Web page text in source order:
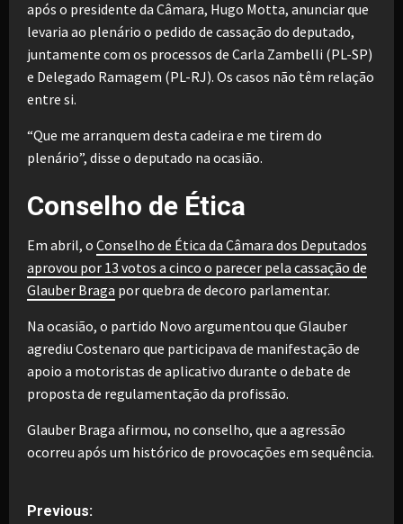
após o presidente da Câmara, Hugo Motta, anunciar que
levaria ao plenário o pedido de cassação do deputado,
juntamente com os processos de Carla Zambelli (PL-SP)
e Delegado Ramagem (PL-RJ). Os casos não têm relação
entre si.
“Que me arranquem desta cadeira e me tirem do
plenário”, disse o deputado na ocasião.
Conselho de Ética
Em abril, o Conselho de Ética da Câmara dos Deputados
aprovou por 13 votos a cinco o parecer pela cassação de
Glauber Braga por quebra de decoro parlamentar.
Na ocasião, o partido Novo argumentou que Glauber
agrediu Costenaro que participava de manifestação de
apoio a motoristas de aplicativo durante o debate de
proposta de regulamentação da profissão.
Glauber Braga afirmou, no conselho, que a agressão
ocorreu após um histórico de provocações em sequência.
P
Previous: